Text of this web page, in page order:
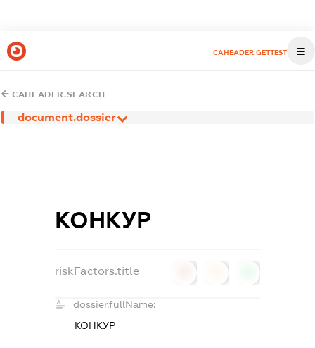
CAHEADER.GETTEST
CAHEADER.SEARCH
document.dossier
КОНКУР
riskFactors.title
dossier.fullName:
КОНКУР